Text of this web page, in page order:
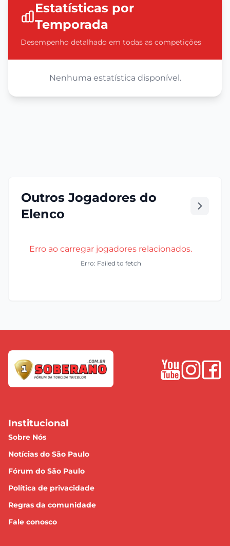
Estatísticas por
Temporada
Desempenho detalhado em todas as competições
Nenhuma estatística disponível.
Outros Jogadores do
Elenco
Erro ao carregar jogadores relacionados.
Erro: Failed to fetch
Institucional
Sobre Nós
Notícias do São Paulo
Fórum do São Paulo
Política de privacidade
Regras da comunidade
Fale conosco